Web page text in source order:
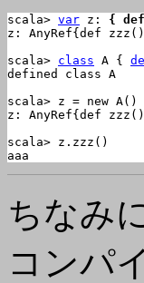
scala> var z: {
z: AnyRef{def
scala> class A {
defined class A
scala> z = new A()
z: AnyRef{def
scala> z.zzz()
aaa
ちなみ
コンパ